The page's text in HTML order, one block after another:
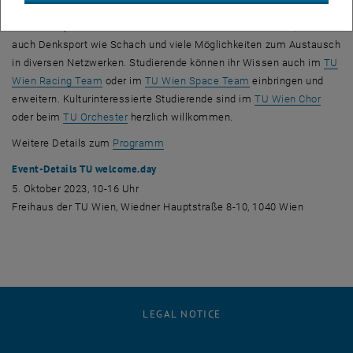
Communitynäher kennenlernen. Die TUWCommunitybietet unter
auch Denksport wie Schach und viele Möglichkeiten zum Austausch
in diversen Netzwerken. Studierende können ihr Wissen auch im TU
Wien Racing Team , opens an external URL in a new window
oder im TU Wien Space Team , opens an external
einbringen und
erweitern. Kulturinteressierte Studierende sind imTU Wien Chor
oder beimTU Orchester, opens an external URL in a new window
herzlich willkommen.
Weitere Details zum Programm
Event-Details TU welcome.day
5. Oktober 2023, 10-16 Uhr
Freihaus der TU Wien, Wiedner Hauptstraße 8-10, 1040 Wien
LEGAL NOTICE